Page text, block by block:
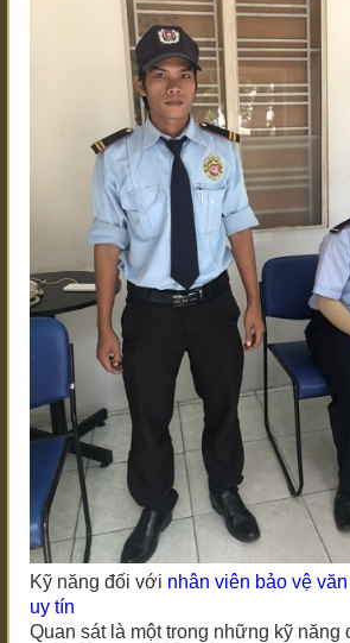
Kỹ năng đối với nhân viên bảo vệ
uy tín
Quan sát là một trong những kỹ năng